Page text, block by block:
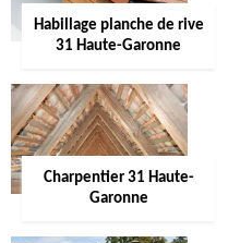
Habillage planche de rive
31 Haute-Garonne
Charpentier 31 Haute-
Garonne